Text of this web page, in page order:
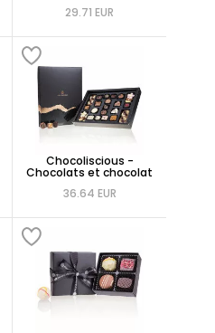
29.71 EUR
Chocoliscious -
Chocolats et chocolat
36.64 EUR